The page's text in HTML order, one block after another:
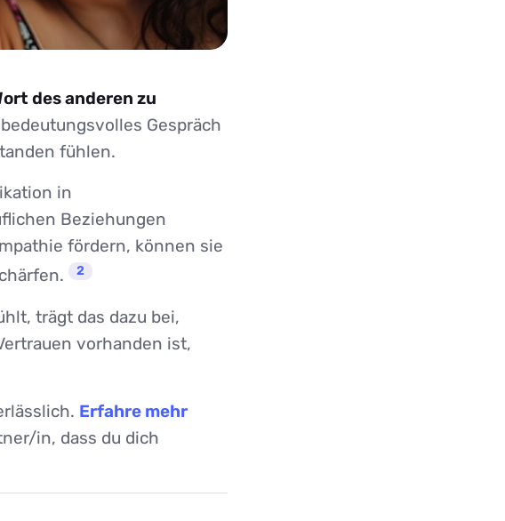
des anderen zu
Gespräch
fühlen.
in
Beziehungen
fördern, können sie
2
trägt das dazu bei,
vorhanden ist,
Erfahre mehr
in, dass du dich